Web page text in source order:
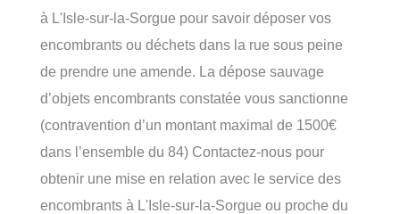
à L'Isle-sur-la-Sorgue pour savoir déposer vos
encombrants ou déchets dans la rue sous peine
de prendre une amende. La dépose sauvage
d’objets encombrants constatée vous sanctionne
(contravention d’un montant maximal de 1500€
dans l’ensemble du 84) Contactez-nous pour
obtenir une mise en relation avec le service des
encombrants à L'Isle-sur-la-Sorgue ou proche du